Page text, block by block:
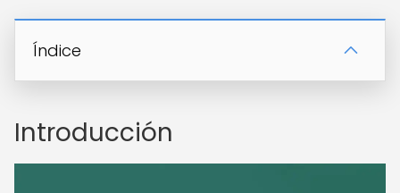
Índice
Introducción